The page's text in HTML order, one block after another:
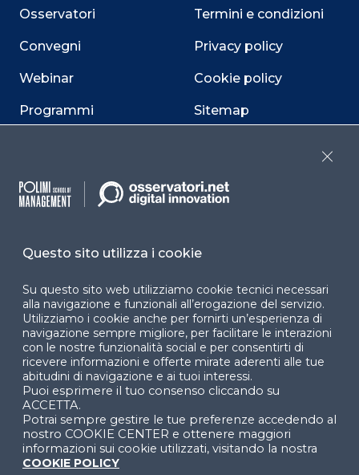
Osservatori
Convegni
Webinar
Programmi
Termini e condizioni
Privacy policy
Cookie policy
Sitemap
Cookie Center
YouTube X
© 2024 Copyright © Politecnico di Milano Dipartimento
Questo sito utilizza i cookie
Su questo sito web utilizziamo cookie tecnici necessari
alla navigazione e funzionali all’erogazione del servizio.
Utilizziamo i cookie anche per fornirti un’esperienza di
navigazione sempre migliore, per facilitare le interazioni
con le nostre funzionalità social e per consentirti di
ricevere informazioni e offerte mirate aderenti alle tue
abitudini di navigazione e ai tuoi interessi.
Puoi esprimere il tuo consenso cliccando su
ACCETTA.
Potrai sempre gestire le tue preferenze accedendo al
nostro COOKIE CENTER e ottenere maggiori
informazioni sui cookie utilizzati, visitando la nostra
COOKIE POLICY